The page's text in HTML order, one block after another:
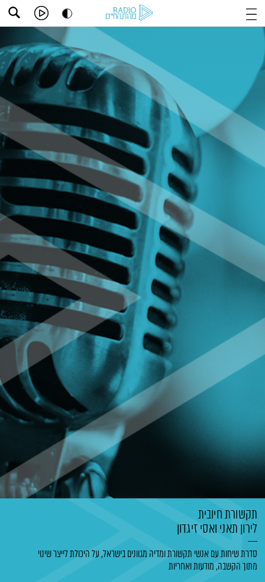
תקשורת חיובית
לירון תאני ואסי זיגדון
סדרת שיחות עם אנשי תקשורת ומדיה מגוונים בישראל, על היכולת לייצר שינוי
מתוך הקשבה, מודעות ואחריות